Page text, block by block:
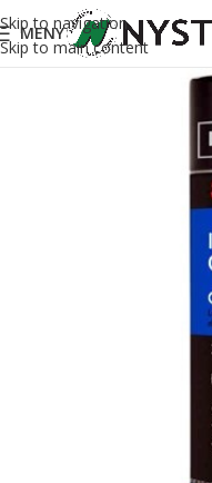
Skip to navigation
Skip to main content
MENY